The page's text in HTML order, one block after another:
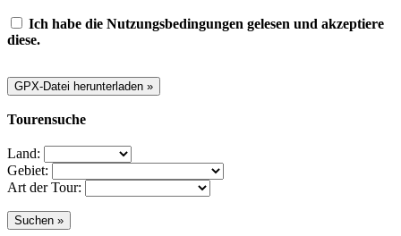
Ich habe die Nutzungsbedingungen gelesen und akzeptiere
diese.
Tourensuche
Land:
Gebiet:
Art der Tour: